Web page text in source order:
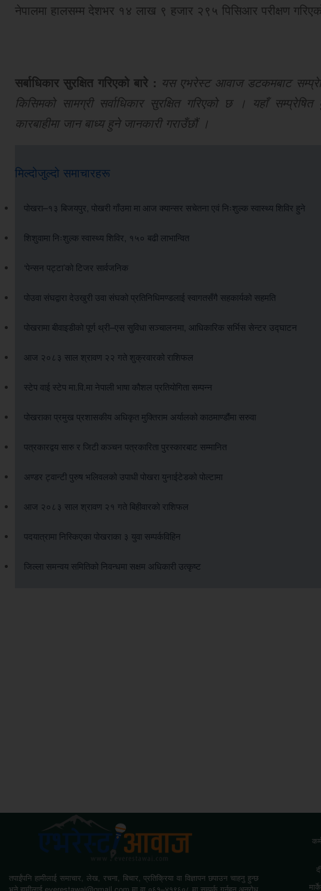
नेपालमा हालसम्म देशभर १४ लाख ९ हजार २९५ पिसिआर परीक्षण
सर्बाधिकार सुरक्षित गरिएको बारे : यस एभरेस्ट आवाज डटकमबाट
किसिमको सामग्री सर्वाधिकार सुरक्षित गरिएको छ । यहाँ
कारबाहीमा जान बाध्य हुने जानकारी गराउँछौं ।
मिल्दोजुल्दो समाचारहरू
पोखरा–१३ बिजयपुर, पोखरी गाँउमा मा आज क्यान्सर सचेतना एवं निःशुल्क स्वास्थ्य शिविर हुने
शिशुवामा निःशुल्क स्वास्थ्य शिविर, १५० बढी लाभान्वित
‘पेन्सन पट्टा’को टिजर सार्वजनिक
पोउवा संघद्वारा देउखुरी उवा संघको प्रतिनिधिमण्डलाई स्वागतसँगै सहकार्यको सहमति
पोखरामा बीवाइडीको पूर्ण थ्री–एस सुविधा सञ्चालनमा, आधिकारिक सर्भिस सेन्टर उद्घाटन
आज २०८३ साल श्रावण २२ गते शुक्रवारको राशिफल
स्टेप वाई स्टेप मा.वि.मा नेपाली भाषा कौशल प्रतियोगिता सम्पन्न
पोखराका प्रमुख प्रशासकीय अधिकृत मुक्तिराम अर्यालको काठमाण्डौंमा सरुवा
पत्रकारद्वय सारु र जिटी कञ्चन पत्रकारिता पुरस्कारबाट सम्मानित
अण्डर ट्वान्टी पुरुष भलिवलको उपाधी पोखरा युनाईटेडको पोल्टामा
आज २०८३ साल श्रावण २१ गते बिहीवारको राशिफल
पदयात्रामा निस्किएका पोखराका ३ युवा सम्पर्कविहिन
जिल्ला समन्वय समितिको निवन्धमा सक्षम अधिकारी उत्कृष्ट
तपाईंपनि हामीलाई समाचार, लेख, रचना, बिचार, प्रतिक्रिया वा विज्ञापन छपाउन चाहनु हुन्छ